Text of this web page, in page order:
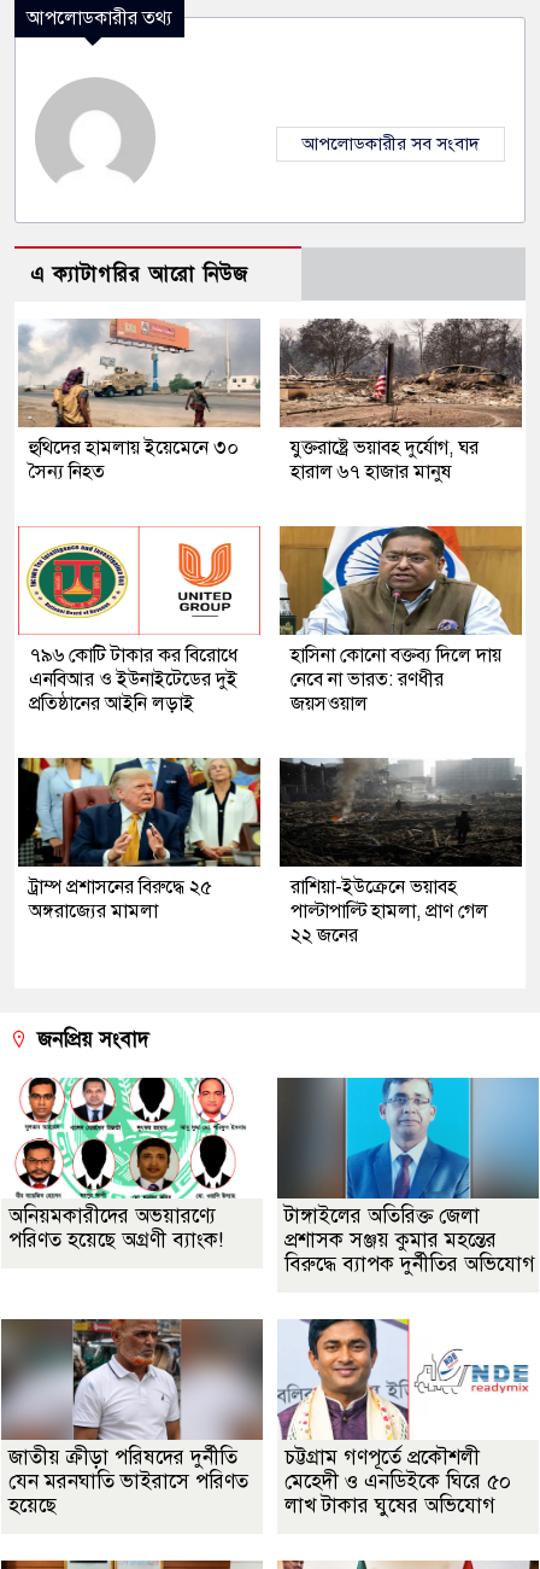
আপলোডকারীর তথ্য
আপলোডকারীর সব সংবাদ
এ ক্যাটাগরির আরো নিউজ
হুথিদের হামলায় ইয়েমেনে ৩০
সৈন্য নিহত
যুক্তরাষ্ট্রে ভয়াবহ দুর্যোগ, ঘর
হারাল ৬৭ হাজার মানুষ
৭৯৬ কোটি টাকার কর বিরোধে
এনবিআর ও ইউনাইটেডের দুই
প্রতিষ্ঠানের আইনি লড়াই
হাসিনা কোনো বক্তব্য দিলে দায়
নেবে না ভারত: রণধীর
জয়সওয়াল
ট্রাম্প প্রশাসনের বিরুদ্ধে ২৫
অঙ্গরাজ্যের মামলা
রাশিয়া-ইউক্রেনে ভয়াবহ
পাল্টাপাল্টি হামলা, প্রাণ গেল
২২ জনের
জনপ্রিয় সংবাদ
অনিয়মকারীদের অভয়ারণ্যে
পরিণত হয়েছে অগ্রণী ব্যাংক!
টাঙ্গাইলের অতিরিক্ত জেলা
প্রশাসক সঞ্জয় কুমার মহন্তের
বিরুদ্ধে ব্যাপক দুর্নীতির অভিযোগ
জাতীয় ক্রীড়া পরিষদের দুর্নীতি
যেন মরনঘাতি ভাইরাসে পরিণত
হয়েছে
চট্টগ্রাম গণপূর্তে প্রকৌশলী
মেহেদী ও এনডিইকে ঘিরে ৫০
লাখ টাকার ঘুষের অভিযোগ